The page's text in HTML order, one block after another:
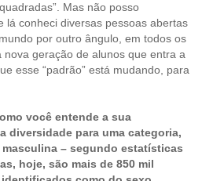
Mas não posso
lá conheci diversas pessoas abertas
por outro ângulo, em todos os
nova geração de alunos que entra a
esse “padrão” está mudando, para
você entende a sua
diversidade para uma categoria,
– segundo estatísticas
hoje, são mais de 850 mil